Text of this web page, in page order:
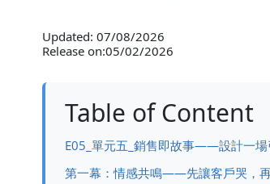
Updated: 07/08/2026
Release on:05/02/2026
Table of Content
E05_單元五_銷售即故事——設計一場
第一幕：情感共鳴——先讓客戶哭，